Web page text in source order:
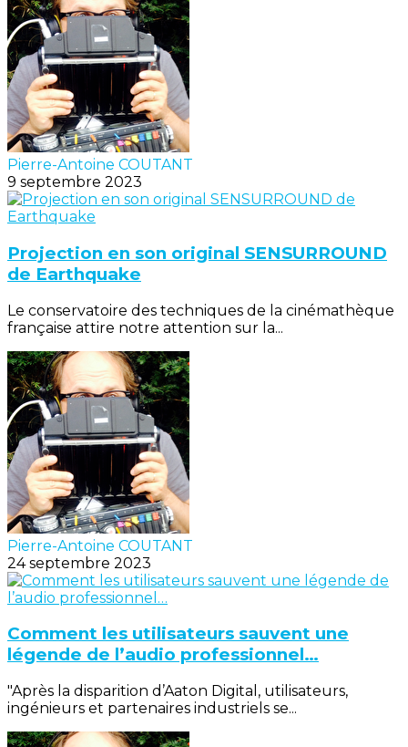
Pierre-Antoine COUTANT
9 septembre 2023
Projection en son original SENSURROUND
de Earthquake
Le conservatoire des techniques de la cinémathèque
française attire notre attention sur la...
Pierre-Antoine COUTANT
24 septembre 2023
Comment les utilisateurs sauvent une
légende de l’audio professionnel…
"Après la disparition d’Aaton Digital, utilisateurs,
ingénieurs et partenaires industriels se...